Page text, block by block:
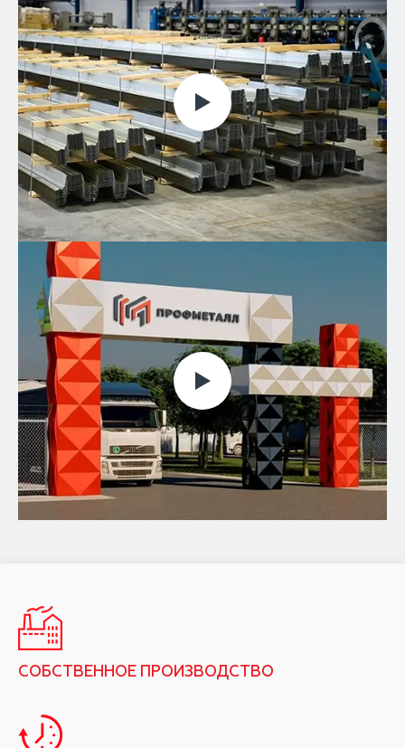
СОБСТВЕННОЕ ПРОИЗВОДСТВО